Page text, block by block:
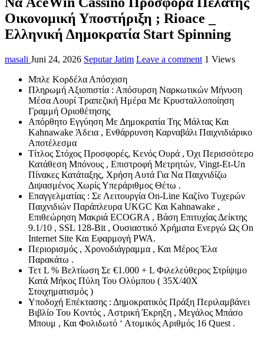
Οικονομική Υποστήριξη ; Rioace _
Ελληνική Δημοκρατία Start Spinning
masali Juni 24, 2026 Seputar Jatim Leave a comment 1 Views
Μπλε Κορδέλα Απόσχιση
Πληρωμή Αξιοπιστία : Απόσυρση Ναρκωτικών Μήνυση
Μέσα Λουρί Τραπεζική Ημέρα Με Κρυσταλλοποίηση
Γραμμή Οριοθέτησης
Απόρθητο Εγγύηση Με Δημοκρατία Της Μάλτας Και
Kahnawake Άδεια , Ενθάρρυνση Καρναβάλι Παιχνιδιάρικο
Αποτέλεσμα
Τίτλος Στόχος Προσφορές, Κενός Ουρά , Όχι Περισσότερο
Κατάθεση Μπόνους , Επιστροφή Μετρητών, Vingt-Et-Un
Πίνακες Κατάταξης, Χρήση Αυτά Για Να Παιχνιδίζω
Διψασμένος Χωρίς Υπεράριθμος Θέτω .
Επαγγελματίας : Σε Λειτουργία On-Line Καζίνο Τυχερών
Παιχνιδιών Παράπλευρα UKGC Και Kahnawake ,
Επιθεώρηση Μακριά ECOGRA , Βάση Επιτυχίας Δείκτης
9.1/10 , SSL 128-Bit , Ουσιαστικό Χρήματα Ενεργώ Ως On
Internet Site Και Εφαρμογή PWA.
Περιορισμός , Χρονοδιάγραμμα , Και Μέρος Έλα
Παρακάτω .
Τετ L % Βελτίωση Σε €1.000 + L Φιλελεύθερος Στρίψιμο
Κατά Μήκος Πύλη Του Ολύμπου ( 35X/40X
Στοιχηματισμός )
Υποδοχή Επέκτασης : Δημοκρατικός Πράξη Περιλαμβάνει
Βιβλίο Του Κοντός , Αστρική Έκρηξη , Μεγάλος Μπάσο
Μπουμ , Και Φολιδωτό ‘ Ατομικός Αριθμός 16 Quest .